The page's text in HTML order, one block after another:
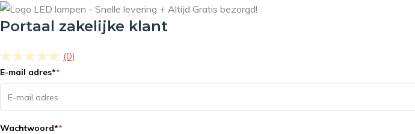
Portaal zakelijke klant
(0)
E-mail adres**
Wachtwoord**